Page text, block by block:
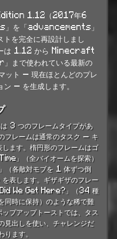
1.12（2017年6
」を「advancements」
を完全に再設計しまし
ーは 1.12 から Minecraft
で使われている最新の
ト — 現在ほとんどのプレ
— を生成します。
3 つのフレームタイプがあ
フレームは通常のタスク — キ
ます。楕円形のフレームはゴ
」（全バイオームを探索）
各敵対モブを 1 体ずつ倒
表します。ギザギザのフレー
We Get Here?」（34 種
同時に保持）のような稀で難
プアップトーストでは、タス
見出しを使い、チャレンジだ
ます。